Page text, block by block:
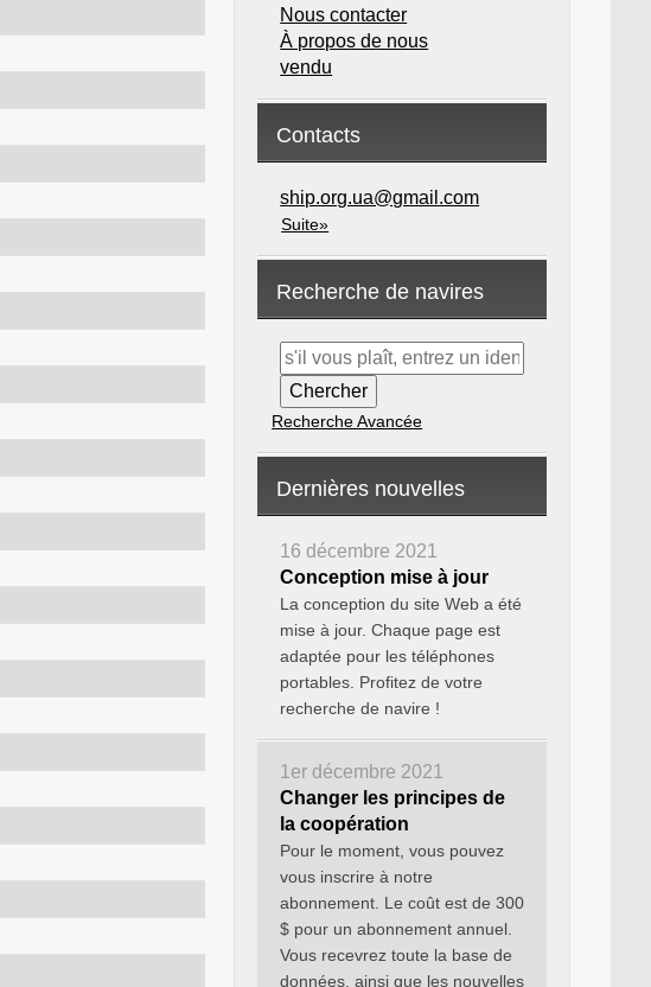
Nous contacter
À propos de nous
vendu
Contacts
ship.org.ua@gmail.com
Suite»
Recherche de navires
Recherche Avancée
Dernières nouvelles
16 décembre 2021
Conception mise à jour
La conception du site Web a été
mise à jour. Chaque page est
adaptée pour les téléphones
portables. Profitez de votre
recherche de navire !
1er décembre 2021
Changer les principes de
la coopération
Pour le moment, vous pouvez
vous inscrire à notre
abonnement. Le coût est de 300
$ pour un abonnement annuel.
Vous recevrez toute la base de
données, ainsi que les nouvelles